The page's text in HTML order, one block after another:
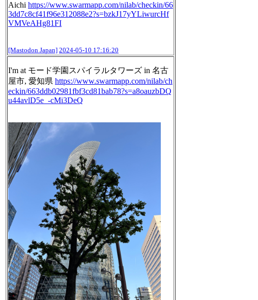
Aichi https://www.swarmapp.com/nilab/checkin/66
3dd7c8cf41f96e312088e2?s=bzkJ17yYLiwurcHf
VMVeAHg81FI
[Mastodon Japan] 2024-05-10 17:16:20
I'm at モード学園スパイラルタワーズ in 名古
屋市, 愛知県 https://www.swarmapp.com/nilab/ch
eckin/663ddb02981fbf3cd81bab78?s=a8oauzbDQ
u44avlD5e_-cMi3DeQ